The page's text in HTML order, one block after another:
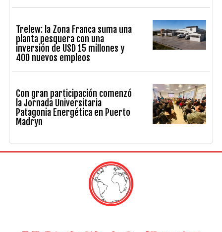
Trelew: la Zona Franca suma una
planta pesquera con una
inversión de USD 15 millones y
400 nuevos empleos
Con gran participación comenzó
la Jornada Universitaria
Patagonia Energética en Puerto
Madryn